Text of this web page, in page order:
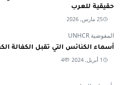
حقيقية للعرب
25 مارس, 2026
المفوضية UNHCR
أسماء الكنائس التي تقبل الكفالة
1 أبريل, 2024 4